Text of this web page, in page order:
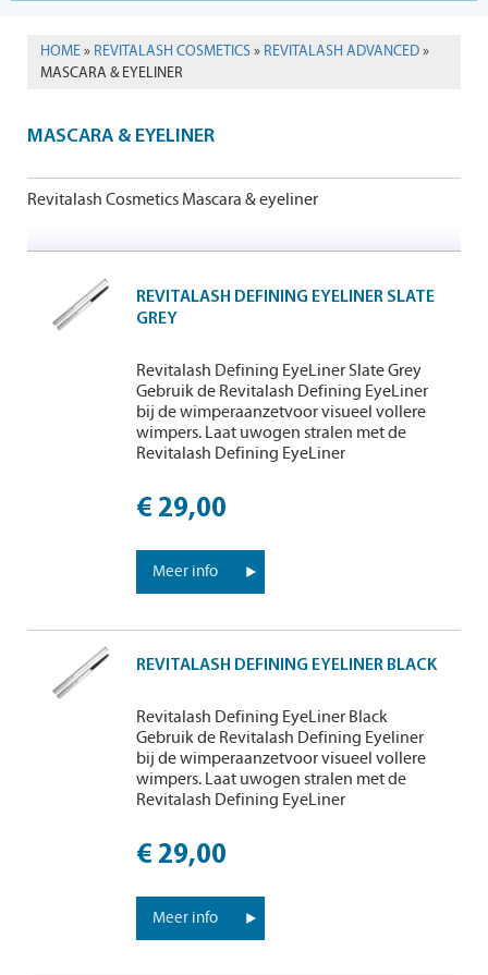
HOME» REVITALASH COSMETICS» REVITALASH ADVANCED»
MASCARA & EYELINER
MASCARA & EYELINER
Revitalash Cosmetics Mascara & eyeliner
REVITALASH DEFINING EYELINER SLATE
GREY
Revitalash Defining EyeLiner Slate Grey
Gebruik de Revitalash Defining EyeLiner
bij de wimperaanzetvoor visueel vollere
wimpers. Laat uwogen stralen met de
Revitalash Defining EyeLiner
€ 29,00
Meer info
REVITALASH DEFINING EYELINER BLACK
Revitalash Defining EyeLiner Black
Gebruik de Revitalash Defining Eyeliner
bij de wimperaanzetvoor visueel vollere
wimpers. Laat uwogen stralen met de
Revitalash Defining EyeLiner
€ 29,00
Meer info